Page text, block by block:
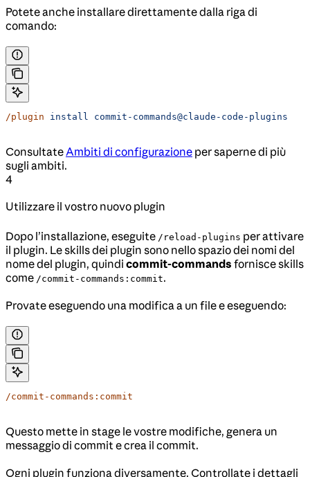
Potete anche installare direttamente dalla riga di
comando:
/plugin install commit-commands@claude-code-plugins
Consultate Ambiti di configurazione per saperne di più
sugli ambiti.
4
Utilizzare il vostro nuovo plugin
Dopo l’installazione, eseguite /reload-plugins per attivare
il plugin. Le skills dei plugin sono nello spazio dei nomi del
nome del plugin, quindi commit-commands fornisce skills
come /commit-commands:commit.
Provate eseguendo una modifica a un file e eseguendo:
/commit-commands:commit
Questo mette in stage le vostre modifiche, genera un
messaggio di commit e crea il commit.
Ogni plugin funziona diversamente. Controllate i dettagli